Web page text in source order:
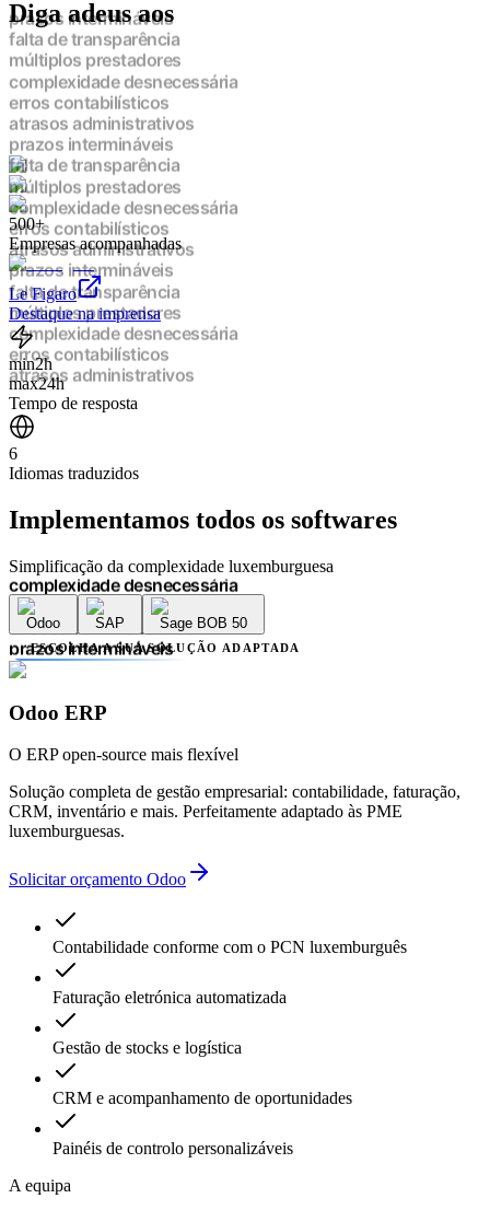
Diga adeus aos
prazos intermináveis
falta de transparência
múltiplos prestadores
complexidade desnecessária
erros contabilísticos
atrasos administrativos
prazos intermináveis
falta de transparência
múltiplos prestadores
complexidade desnecessária
erros contabilísticos
atrasos administrativos
prazos intermináveis
falta de transparência
múltiplos prestadores
complexidade desnecessária
erros contabilísticos
atrasos administrativos
prazos intermináveis
falta de transparência
múltiplos prestadores
complexidade desnecessária
erros contabilísticos
prazos intermináveis
múltiplos prestadores
complexidade desnecessária
erros contabilísticos
atrasos administrativos
prazos intermináveis
falta de transparência
complexidade desnecessária
atrasos administrativos
500+
Empresas acompanhadas
Le Figaro
Destaque na imprensa
min2h
max24h
Tempo de resposta
6
Idiomas traduzidos
Implementamos todos os softwares
Simplificação da complexidade luxemburguesa
Odoo SAP Sage BOB 50
ESCOLHA A SUA SOLUÇÃO ADAPTADA
Odoo ERP
O ERP open-source mais flexível
Solução completa de gestão empresarial: contabilidade, faturação,
CRM, inventário e mais. Perfeitamente adaptado às PME
luxemburguesas.
Solicitar orçamento Odoo
Contabilidade conforme com o PCN luxemburguês
Faturação eletrónica automatizada
Gestão de stocks e logística
CRM e acompanhamento de oportunidades
Painéis de controlo personalizáveis
A equipa